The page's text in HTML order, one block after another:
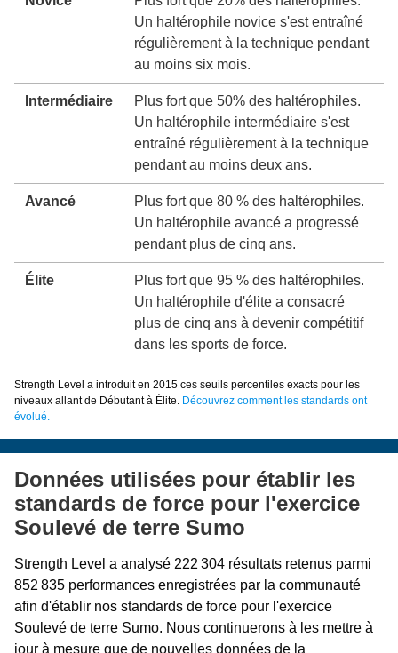
Un haltérophile novice s'est entraîné
régulièrement à la technique pendant
au moins six mois.
Intermédiaire
Plus fort que 50% des haltérophiles.
Un haltérophile intermédiaire s'est
entraîné régulièrement à la technique
pendant au moins deux ans.
Avancé
Plus fort que 80 % des haltérophiles.
Un haltérophile avancé a progressé
pendant plus de cinq ans.
Élite
Plus fort que 95 % des haltérophiles.
Un haltérophile d'élite a consacré
plus de cinq ans à devenir compétitif
dans les sports de force.
Strength Level a introduit en 2015 ces seuils percentiles exacts pour les
niveaux allant de Débutant à Élite. Découvrez comment les standards ont
évolué.
Données utilisées pour établir les
standards de force pour l'exercice
Soulevé de terre Sumo
Strength Level a analysé 222 304 résultats retenus parmi
852 835 performances enregistrées par la communauté
afin d'établir nos standards de force pour l'exercice
Soulevé de terre Sumo. Nous continuerons à les mettre à
jour à mesure que de nouvelles données de la